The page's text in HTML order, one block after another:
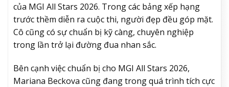
của MGI All Stars 2026. Trong các bảng xếp hạng
trước thềm diễn ra cuộc thi, người đẹp đều góp mặt.
Cô cũng có sự chuẩn bị kỹ càng, chuyên nghiệp
trong lần trở lại đường đua nhan sắc.
Bên cạnh việc chuẩn bị cho MGI All Stars 2026,
Mariana Beckova cũng đang trong quá trình tích cực